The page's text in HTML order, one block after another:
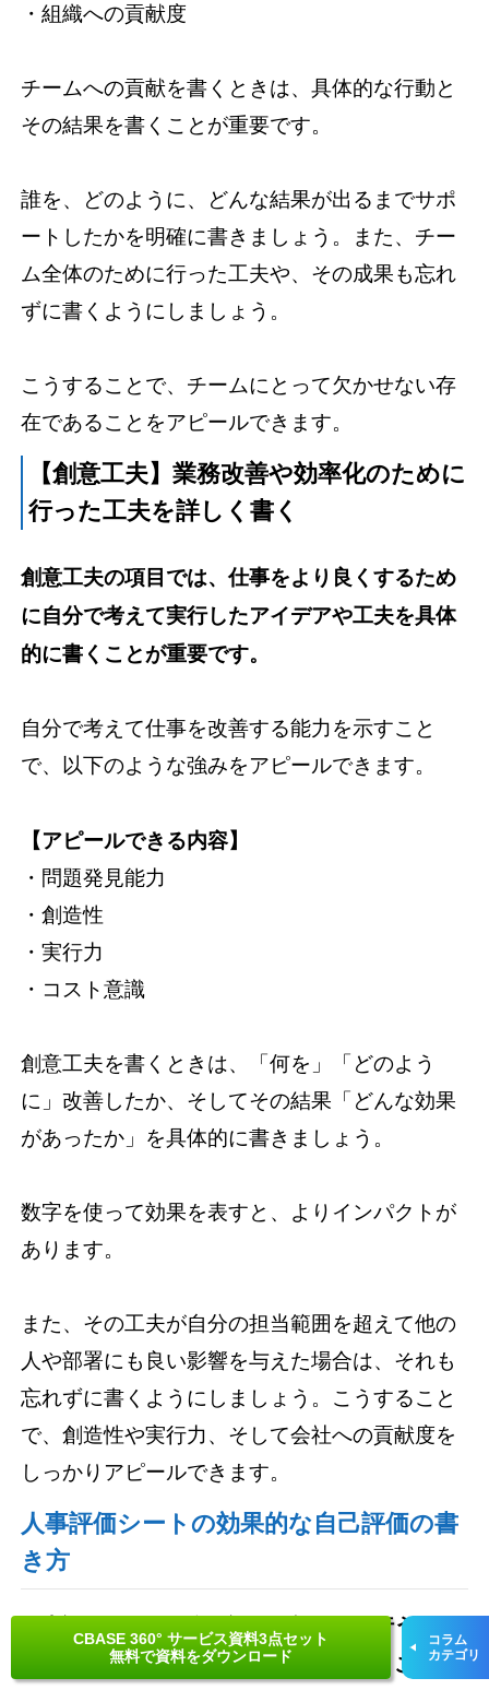
CBASE 360° サービス資料3点セット
無料で資料をダウンロード
コラム
カテゴリ
・組織への貢献度
チームへの貢献を書くときは、具体的な行動と
その結果を書くことが重要です。
誰を、どのように、どんな結果が出るまでサポ
ートしたかを明確に書きましょう。また、チー
ム全体のために行った工夫や、その成果も忘れ
ずに書くようにしましょう。
こうすることで、チームにとって欠かせない存
在であることをアピールできます。
【創意工夫】業務改善や効率化のために
行った工夫を詳しく書く
創意工夫の項目では、仕事をより良くするため
に自分で考えて実行したアイデアや工夫を具体
的に書くことが重要です。
自分で考えて仕事を改善する能力を示すこと
で、以下のような強みをアピールできます。
【アピールできる内容】
・問題発見能力
・創造性
・実行力
・コスト意識
創意工夫を書くときは、「何を」「どのよう
に」改善したか、そしてその結果「どんな効果
があったか」を具体的に書きましょう。
数字を使って効果を表すと、よりインパクトが
あります。
また、その工夫が自分の担当範囲を超えて他の
人や部署にも良い影響を与えた場合は、それも
忘れずに書くようにしましょう。こうすること
で、創造性や実行力、そして会社への貢献度を
しっかりアピールできます。
人事評価シートの効果的な自己評価の書
き方
人事評価シートの自己評価を効果的に行うこと
で、成果や能力を正当に評価してもらうことが